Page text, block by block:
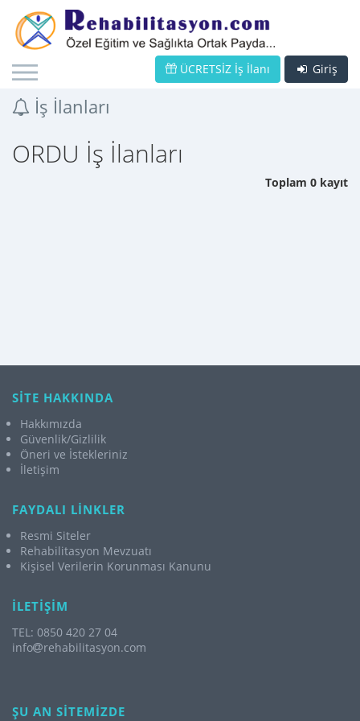
Giriş
ÜCRETSİZ İş İlanı
İş İlanları
ORDU İş İlanları
Toplam 0 kayıt
SİTE HAKKINDA
Hakkımızda
Güvenlik/Gizlilik
Öneri ve İstekleriniz
İletişim
FAYDALI LİNKLER
Resmi Siteler
Rehabilitasyon Mevzuatı
Kişisel Verilerin Korunması Kanunu
İLETİŞİM
TEL: 0850 420 27 04
info
rehabilitasyon.com
ŞU AN SİTEMİZDE